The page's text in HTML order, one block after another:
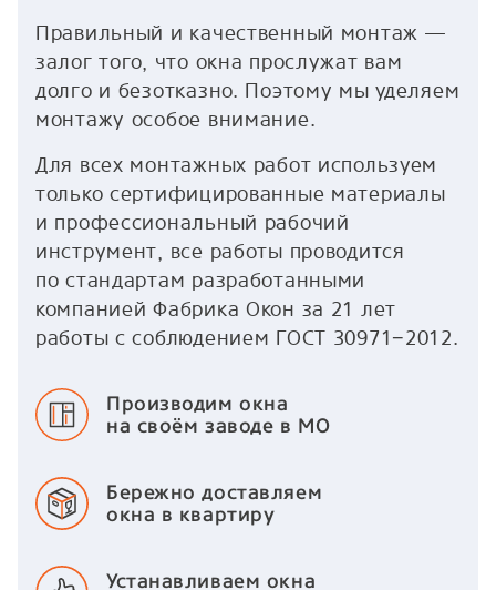
Правильный и качественный монтаж —
залог того, что окна прослужат вам
долго и безотказно. Поэтому мы уделяем
монтажу особое внимание.
Для всех монтажных работ используем
только сертифицированные материалы
и профессиональный рабочий
инструмент, все работы проводится
по стандартам разработанными
компанией Фабрика Окон за 21 лет
работы с соблюдением ГОСТ 30971−2012.
Производим окна
на своём заводе в МО
Бережно доставляем
окна в квартиру
Устанавливаем окна